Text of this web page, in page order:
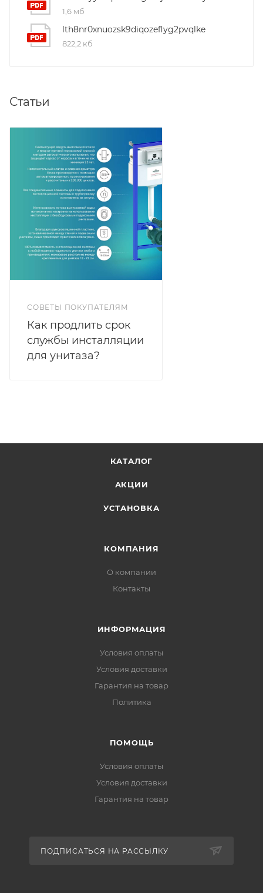
1,6 мб
lth8nr0xnuozsk9diqozeflyg2pvqlke
822,2 кб
Статьи
СОВЕТЫ ПОКУПАТЕЛЯМ
Как продлить срок
службы инсталляции
для унитаза?
КАТАЛОГ
АКЦИИ
УСТАНОВКА
КОМПАНИЯ
О компании
Контакты
ИНФОРМАЦИЯ
Условия оплаты
Условия доставки
Гарантия на товар
Политика
ПОМОЩЬ
Условия оплаты
Условия доставки
Гарантия на товар
ПОДПИСАТЬСЯ НА РАССЫЛКУ